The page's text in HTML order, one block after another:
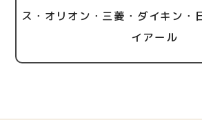
ス・オリオン・三菱・ダイキン・
イアール